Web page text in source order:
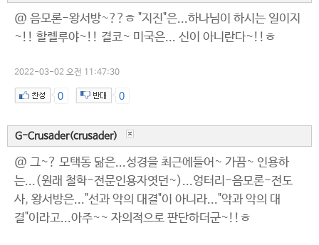
@ 음모론-왕서방~??ㅎ "지진"은...하나님이 하시는 일이지
~!! 할렐루야~!! 결코~ 미국은... 신이 아니란다~!!ㅎ
2022-03-02 오전 11:47:30
0 0
G-Crusader(crusader)
@ 그~? 모택동 닮은...성경을 최근에들어~ 가끔~ 인용하
는...(원래 철학-전문인용자엿던~)...엉터리-음모론-전도
사, 왕서방은..."선과 악의 대결"이 아니라..."악과 악의 대
결"이라고...아주~~ 자의적으로 판단하더군~!!ㅎ